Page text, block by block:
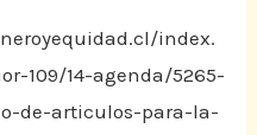
index.
109/14-agenda/5265-
de-articulos-para-la-